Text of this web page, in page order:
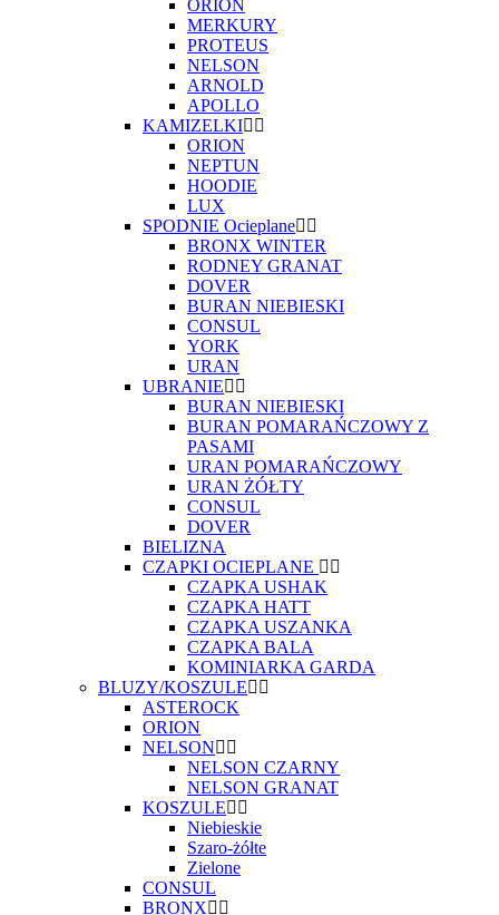
ORION
MERKURY
PROTEUS
NELSON
ARNOLD
APOLLO
KAMIZELKI
ORION
NEPTUN
HOODIE
LUX
SPODNIE Ocieplane
BRONX WINTER
RODNEY GRANAT
DOVER
BURAN NIEBIESKI
CONSUL
YORK
URAN
UBRANIE
BURAN NIEBIESKI
BURAN POMARAŃCZOWY Z
PASAMI
URAN POMARAŃCZOWY
URAN ŻÓŁTY
CONSUL
DOVER
BIELIZNA
CZAPKI OCIEPLANE
CZAPKA USHAK
CZAPKA HATT
CZAPKA USZANKA
CZAPKA BALA
KOMINIARKA GARDA
BLUZY/KOSZULE
ASTEROCK
ORION
NELSON
NELSON CZARNY
NELSON GRANAT
KOSZULE
Niebieskie
Szaro-żółte
Zielone
CONSUL
BRONX